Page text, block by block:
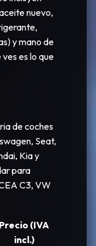
nuevo,
y mano de
es lo que
de coches
Seat,
Kia y
para
C3, VW
Precio (IVA
incl.)